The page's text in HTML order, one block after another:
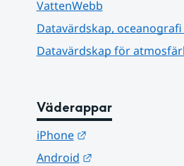
VattenWebb
Datavärdskap,
Datavärdskap för
Väderappar
iPhone
Länk till annan
Android
Länk till annan